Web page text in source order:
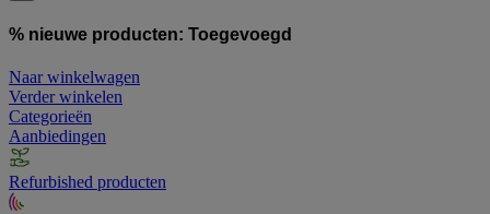
% nieuwe producten: Toegevoegd
Naar winkelwagen
Verder winkelen
Categorieën
Aanbiedingen
Refurbished producten